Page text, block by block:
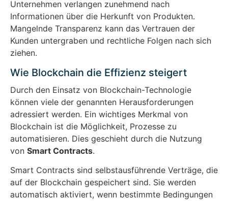
Unternehmen verlangen zunehmend nach
Informationen über die Herkunft von Produkten.
Mangelnde Transparenz kann das Vertrauen der
Kunden untergraben und rechtliche Folgen nach sich
ziehen.
Wie Blockchain die Effizienz steigert
Durch den Einsatz von Blockchain-Technologie
können viele der genannten Herausforderungen
adressiert werden. Ein wichtiges Merkmal von
Blockchain ist die Möglichkeit, Prozesse zu
automatisieren. Dies geschieht durch die Nutzung
von Smart Contracts.
Smart Contracts sind selbstausführende Verträge, die
auf der Blockchain gespeichert sind. Sie werden
automatisch aktiviert, wenn bestimmte Bedingungen